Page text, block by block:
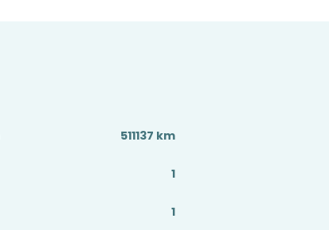
511137 km
1
1